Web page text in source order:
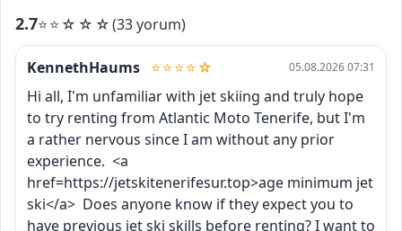
2.7⭐⭐☆☆☆(33 yorum)
KennethHaums ⭐⭐⭐⭐☆ 05.08.2026 07:31
Hi all, I'm unfamiliar with jet skiing and truly hope
to try renting from Atlantic Moto Tenerife, but I'm
a rather nervous since I am without any prior
experience.  <a
href=https://jetskitenerifesur.top>age minimum jet
ski</a>  Does anyone know if they expect you to
have previous jet ski skills before renting? I want to